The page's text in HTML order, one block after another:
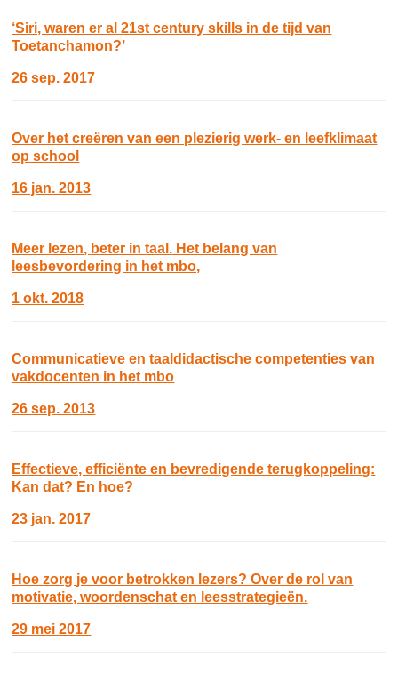
‘Siri, waren er al 21st century skills in de tijd van
Toetanchamon?’
26 sep. 2017
Over het creëren van een plezierig werk- en leefklimaat
op school
16 jan. 2013
Meer lezen, beter in taal. Het belang van
leesbevordering in het mbo,
1 okt. 2018
Communicatieve en taaldidactische competenties van
vakdocenten in het mbo
26 sep. 2013
Effectieve, efficiënte en bevredigende terugkoppeling:
Kan dat? En hoe?
23 jan. 2017
Hoe zorg je voor betrokken lezers? Over de rol van
motivatie, woordenschat en leesstrategieën.
29 mei 2017